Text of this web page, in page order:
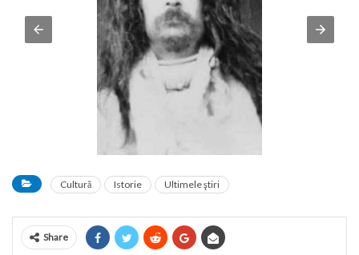
Cultură Istorie Ultimele ştiri
Share